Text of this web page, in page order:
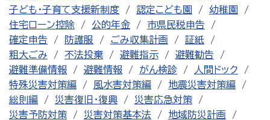
子ども・子育て支援新制度
認定こども園
幼稚園
住宅ローン控除
公的年金
市県民税申告
確定申告
防護服 ごみ収集計画
証紙
粗大ごみ
不法投棄 避難指示
避難勧告
避難準備情報
避難情報 がん検診
人間ドック
特殊災害対策編
風水害対策編
地震災害対策編
総則編
災害復旧・復興
災害応急対策
災害予防対策
災害対策基本法
地域防災計画